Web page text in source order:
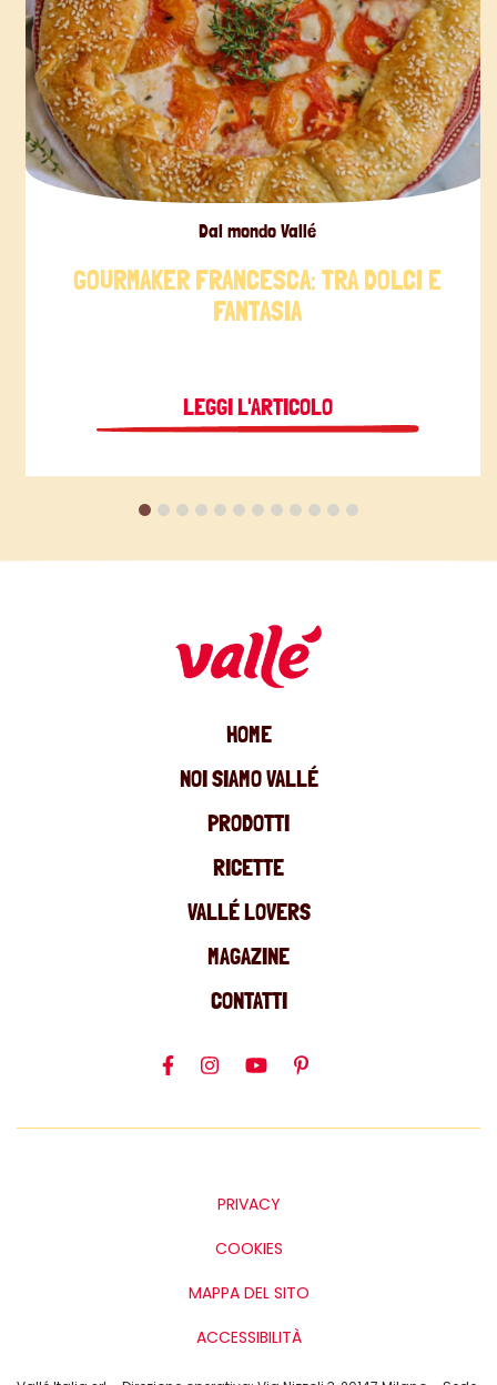
Dal mondo Vallé
GOURMAKER FRANCESCA: TRA DOLCI E
FANTASIA
LEGGI L'ARTICOLO
HOME
NOI SIAMO VALLÉ
PRODOTTI
RICETTE
VALLÉ LOVERS
MAGAZINE
CONTATTI
PRIVACY
COOKIES
MAPPA DEL SITO
ACCESSIBILITÀ